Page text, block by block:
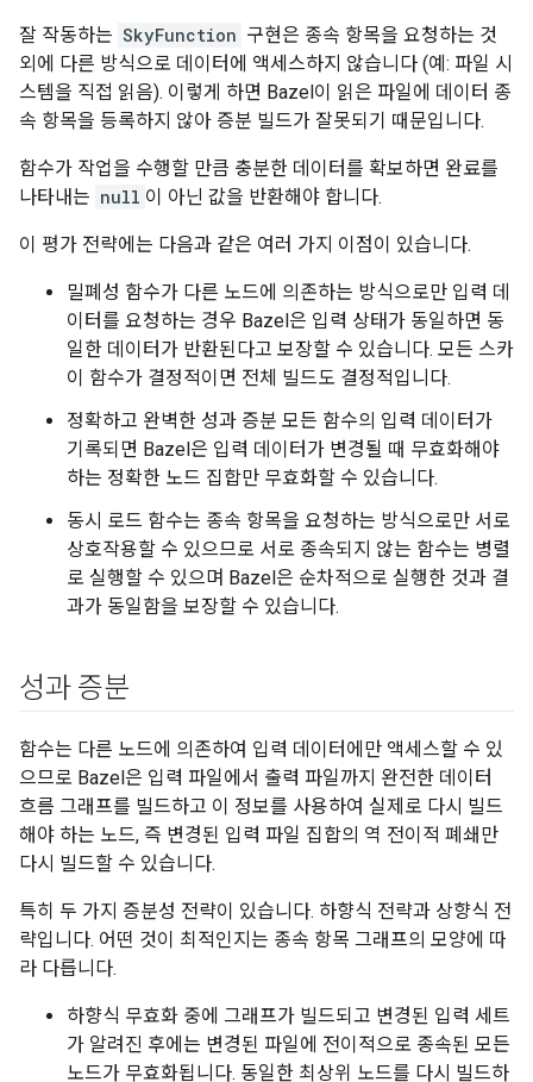
잘 작동하는 SkyFunction 구현은 종속 항목을 요청하는 것
외에 다른 방식으로 데이터에 액세스하지 않습니다 (예: 파일 시
스템을 직접 읽음). 이렇게 하면 Bazel이 읽은 파일에 데이터 종
속 항목을 등록하지 않아 증분 빌드가 잘못되기 때문입니다.
함수가 작업을 수행할 만큼 충분한 데이터를 확보하면 완료를
나타내는 null 이 아닌 값을 반환해야 합니다.
이 평가 전략에는 다음과 같은 여러 가지 이점이 있습니다.
밀폐성 함수가 다른 노드에 의존하는 방식으로만 입력 데
이터를 요청하는 경우 Bazel은 입력 상태가 동일하면 동
일한 데이터가 반환된다고 보장할 수 있습니다. 모든 스카
이 함수가 결정적이면 전체 빌드도 결정적입니다.
정확하고 완벽한 성과 증분 모든 함수의 입력 데이터가
기록되면 Bazel은 입력 데이터가 변경될 때 무효화해야
하는 정확한 노드 집합만 무효화할 수 있습니다.
동시 로드 함수는 종속 항목을 요청하는 방식으로만 서로
상호작용할 수 있으므로 서로 종속되지 않는 함수는 병렬
로 실행할 수 있으며 Bazel은 순차적으로 실행한 것과 결
과가 동일함을 보장할 수 있습니다.
성과 증분
함수는 다른 노드에 의존하여 입력 데이터에만 액세스할 수 있
으므로 Bazel은 입력 파일에서 출력 파일까지 완전한 데이터
흐름 그래프를 빌드하고 이 정보를 사용하여 실제로 다시 빌드
해야 하는 노드, 즉 변경된 입력 파일 집합의 역 전이적 폐쇄만
다시 빌드할 수 있습니다.
특히 두 가지 증분성 전략이 있습니다. 하향식 전략과 상향식 전
략입니다. 어떤 것이 최적인지는 종속 항목 그래프의 모양에 따
라 다릅니다.
하향식 무효화 중에 그래프가 빌드되고 변경된 입력 세트
가 알려진 후에는 변경된 파일에 전이적으로 종속된 모든
노드가 무효화됩니다. 동일한 최상위 노드를 다시 빌드하